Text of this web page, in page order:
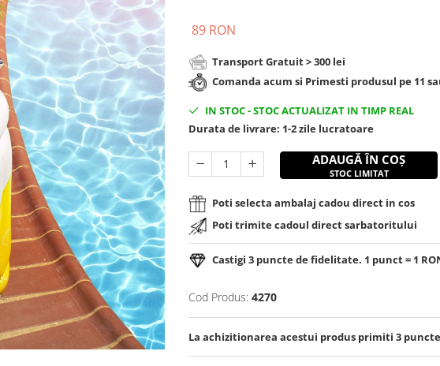
89 RON
Transport Gratuit > 300 lei
Comanda acum si Primesti produsul pe 11
IN STOC-STOC ACTUALIZAT IN TIMP REAL
Durata de livrare: 1-2 zile lucratoare
ADAUGĂ ÎN COȘ
STOC LIMITAT
Poti selecta ambalaj cadou direct in cos
Poti trimite cadoul direct sarbatoritului
Castigi 3 puncte de fidelitate. 1 punct = 1
Cod Produs: 4270
La achizitionarea acestui produs primiti 3